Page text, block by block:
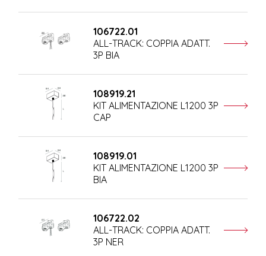
106722.01
ALL-TRACK: COPPIA ADATT.
3P BIA
108919.21
KIT ALIMENTAZIONE L1200 3P
CAP
108919.01
KIT ALIMENTAZIONE L1200 3P
BIA
106722.02
ALL-TRACK: COPPIA ADATT.
3P NER